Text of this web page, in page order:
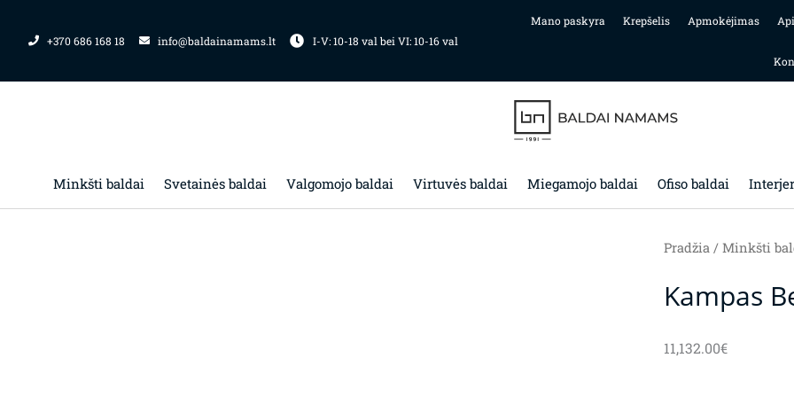
+370 686 168 18 info@baldainamams.lt I-V: 10-18 val bei VI: 10-16 val
Mano paskyra Krepšelis Apmokėjimas
Minkšti baldai Svetainės baldai Valgomojo baldai Virtuvės baldai Miegamojo baldai Ofiso baldai
Pradžia/ Minkšti
Kampas
11,132.00€